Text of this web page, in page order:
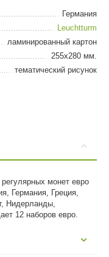
Германия
Leuchtturm
ламинированный картон
255х280 мм.
тематический рисунок
монет евро
Германия, Греция,
Нидерланды,
12 наборов евро.